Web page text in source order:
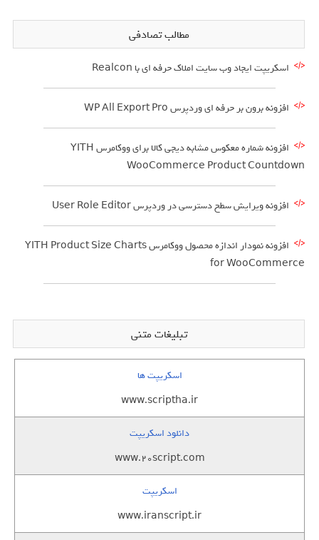
مطالب تصادفی
اسکریپت ایجاد وب سایت املاک حرفه ای با Realcon
افزونه برون بر حرفه ای وردپرس WP All Export Pro
افزونه شماره معکوس مشابه دیجی کالا برای ووکامرس YITH
WooCommerce Product Countdown
افزونه ویرایش سطح دسترسی در وردپرس User Role Editor
افزونه نمودار اندازه محصول ووکامرس YITH Product Size Charts
for WooCommerce
تبلیغات متنی
اسکریپت ها
www.scriptha.ir
دانلود اسکریپت
www.20script.com
اسکریپت
www.iranscript.ir